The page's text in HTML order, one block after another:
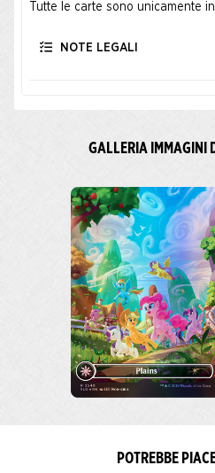
Tutte le carte sono unicamente
NOTE LEGALI
GALLERIA IMMAGINI
POTREBBE